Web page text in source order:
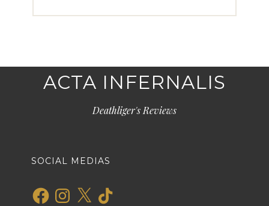
ACTA INFERNALIS
Deathliger's Reviews
SOCIAL MEDIAS
FacebookInstagram
X TikTok